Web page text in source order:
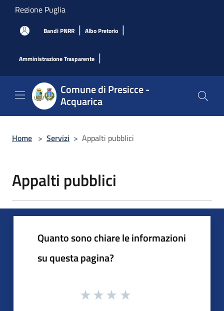
Salta al contenuto principale
Regione Puglia
Bandi PNRR | Albo Pretorio |
Amministrazione Trasparente |
Comune di Presicce -
Acquarica
Home > Servizi > Appalti pubblici
Appalti pubblici
Quanto sono chiare le informazioni
su questa pagina?